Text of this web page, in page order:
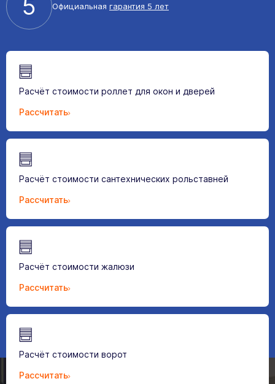
5 Официальная гарантия 5 лет
Расчёт стоимости роллет для окон и дверей
Рассчитать
Расчёт стоимости сантехнических рольставней
Рассчитать
Расчёт стоимости жалюзи
Рассчитать
Расчёт стоимости ворот
Рассчитать